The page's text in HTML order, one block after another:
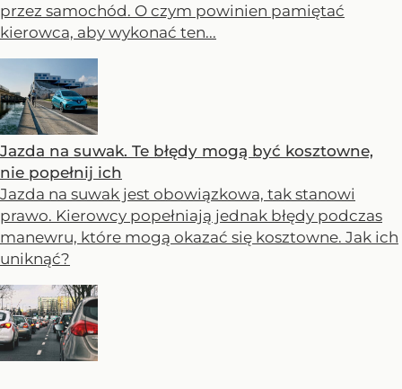
przez samochód. O czym powinien pamiętać
kierowca, aby wykonać ten...
Jazda na suwak. Te błędy mogą być kosztowne,
nie popełnij ich
Jazda na suwak jest obowiązkowa, tak stanowi
prawo. Kierowcy popełniają jednak błędy podczas
manewru, które mogą okazać się kosztowne. Jak ich
uniknąć?